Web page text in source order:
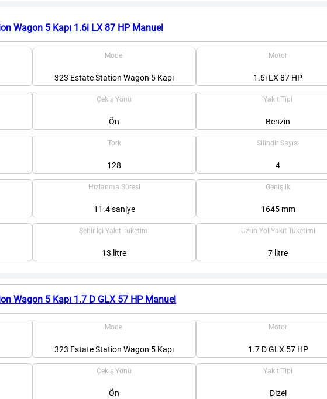
Wagon 5 Kapı 1.6i LX 87 HP Manuel
Model
323 Estate Station Wagon 5 Kapı
Motor
1.6i LX 87 HP
Çekiş Yönü
Ön
Yakıt Tipi
Benzin
Tork
128
Silindir Sayısı
4
Hızlanma Süresi
11.4 saniye
Genişlik
1645 mm
Şehir İçi Yakıt Tüketimi
13 litre
Uzun Yol Yakıt Tüketimi
7 litre
Wagon 5 Kapı 1.7 D GLX 57 HP Manuel
Model
323 Estate Station Wagon 5 Kapı
Motor
1.7 D GLX 57 HP
Çekiş Yönü
Ön
Yakıt Tipi
Dizel